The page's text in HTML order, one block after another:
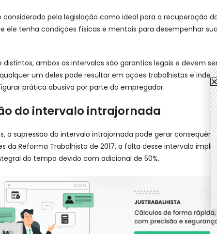
considerado pela legislação como ideal para a recuperação
ele tenha condições físicas e mentais para desempenhar
distintos, ambos os intervalos são garantias legais e devem
um deles pode resultar em ações trabalhistas e
prática abusiva por parte do empregador.
do intervalo intrajornada
a supressão do intervalo intrajornada pode gerar
da Reforma Trabalhista de 2017, a falta desse intervalo
do tempo devido com adicional de 50%.